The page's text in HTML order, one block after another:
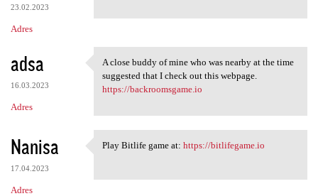
23.02.2023
Adres
adsa
16.03.2023
Adres
A close buddy of mine who was
A close buddy of mine who was nearby at the time
suggested that I check out this webpage.
https://backroomsgame.io
Nanisa
17.04.2023
Adres
Play Bitlife game at: https:/
Play Bitlife game at: https://bitlifegame.io